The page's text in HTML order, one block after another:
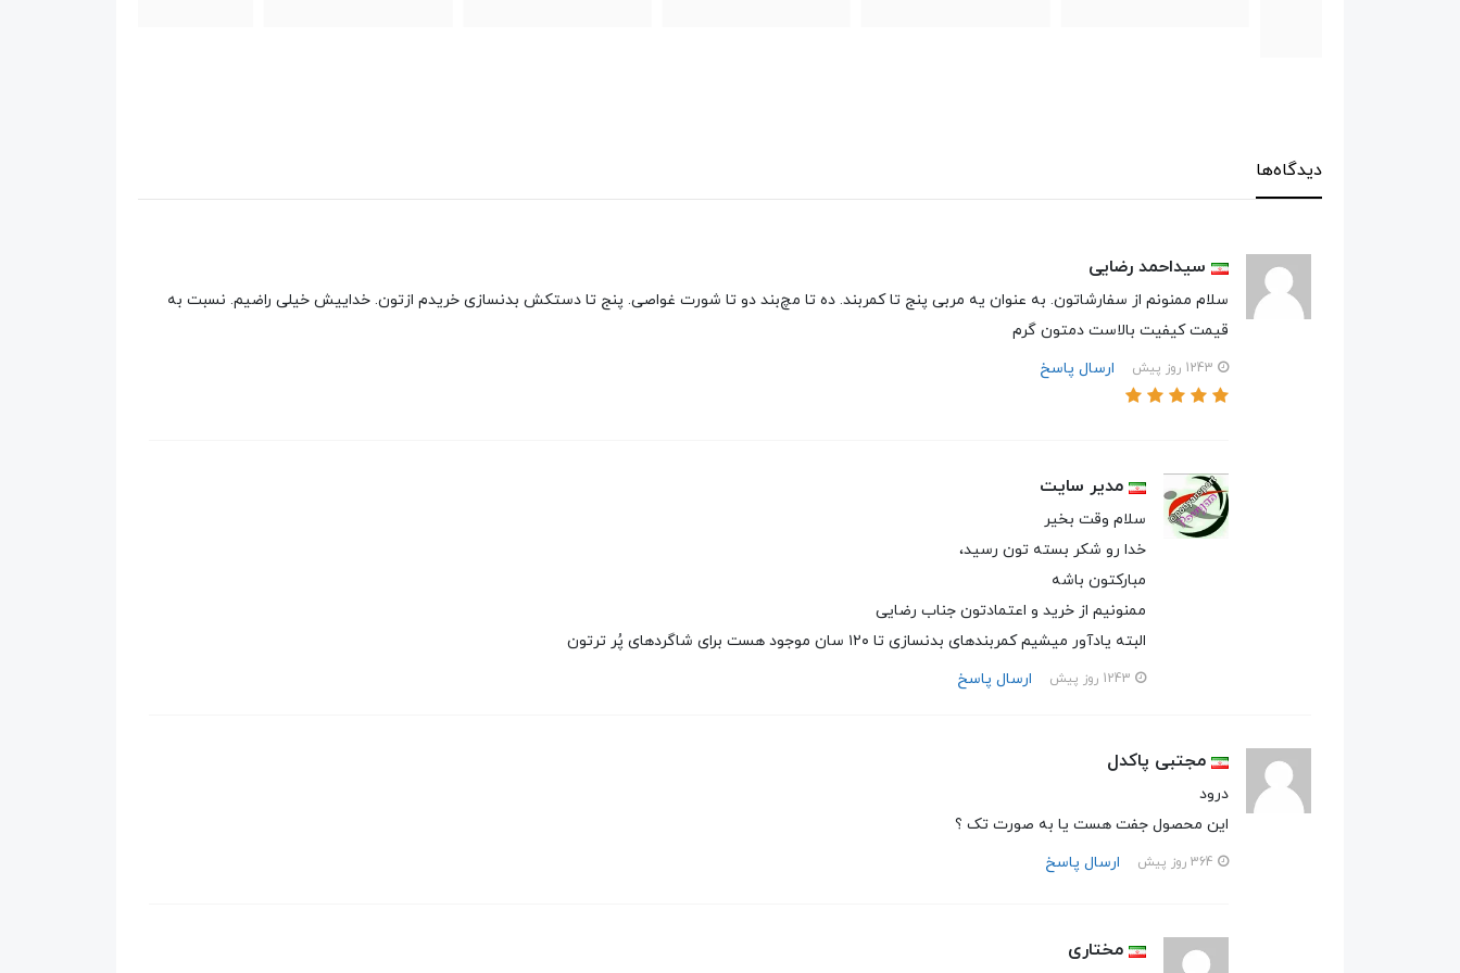
دیدگاه‌ها
سیداحمد رضایی
سلام ممنونم از سفارشاتون. به عنوان یه مربی پنج تا کمربند. ده تا مچ‌بند دو تا شورت غواصی. پنج تا دستکش بدنسازی خریدم ازتون. خداییش خیلی راضیم. نسبت به
قیمت کیفیت بالاست دمتون گرم
ارسال پاسخ
مدیر سایت
سلام وقت بخیر
خدا رو شکر بسته تون رسید،
مبارکتون باشه
ممنونیم از خرید و اعتمادتون جناب رضایی
البته یادآور میشیم کمربندهای بدنسازی تا ۱۲۰ سان موجود هست برای شاگردهای پُر ترتون
ارسال پاسخ
مجتبی پاکدل
درود
این محصول جفت هست یا به صورت تک ؟
ارسال پاسخ
مختاری